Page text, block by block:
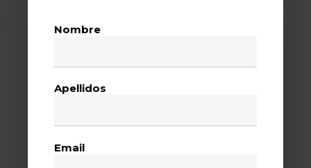
Nombre
Apellidos
Email